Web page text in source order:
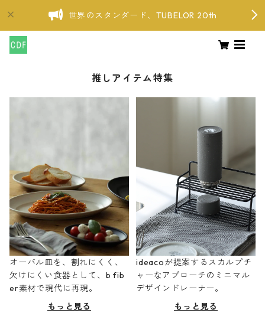
世界のスタンダード、TUBELOR 20th
推しアイテム特集
オーバル皿を、割れにくく、
欠けにくい食器として、b fib
er素材で現代に再現。
もっと見る
ideacoが提案するスカルプチ
ャーなアプローチのミニマル
デザインドレーナー。
もっと見る